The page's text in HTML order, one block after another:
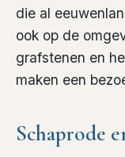
die al
ook op de
grafstenen en
maken een
Schaprode